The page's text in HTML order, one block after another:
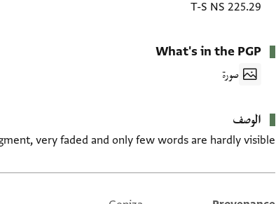
T-S NS 225.29
What's in the PGP
صورة
الوصف
very faded and only few words are hardly visible.